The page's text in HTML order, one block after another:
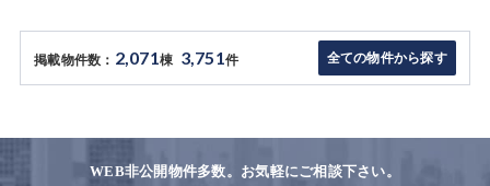
掲載物件数： 2,071棟 3,751件 全ての物件から探す
WEB非公開物件多数。お気軽にご相談下さい。